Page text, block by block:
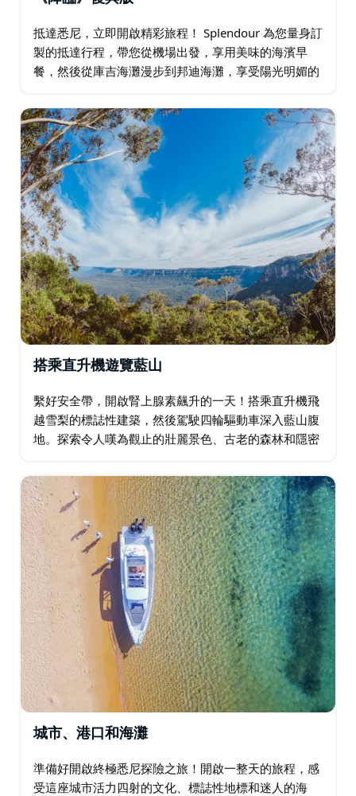
抵達悉尼，立即開啟精彩旅程！ Splendour 為您量身訂
製的抵達行程，帶您從機場出發，享用美味的海濱早
餐，然後從庫吉海灘漫步到邦迪海灘，享受陽光明媚的
放鬆身心，感受當地文化…
搭乘直升機遊覽藍山
繫好安全帶，開啟腎上腺素飆升的一天！搭乘直升機飛
越雪梨的標誌性建築，然後駕駛四輪驅動車深入藍山腹
地。探索令人嘆為觀止的壯麗景色、古老的森林和隱密
充滿刺激與自然奇觀－砂岩洞穴或雨林盛宴，任您選
擇…
城市、港口和海灘
準備好開啟終極悉尼探險之旅！開啟一整天的旅程，感
受這座城市活力四射的文化、標誌性地標和迷人的海